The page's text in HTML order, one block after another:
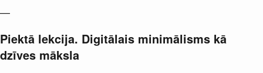
—
Piektā lekcija. Digitālais minimālisms kā
dzīves māksla